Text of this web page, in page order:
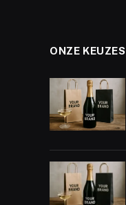
ONZE KEUZES